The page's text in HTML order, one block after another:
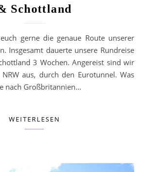
Schottland
Insgesamt dauerte unsere Rundreise
3 Wochen. Angereist sind wir
aus, durch den Eurotunnel. Was
nach Großbritannien…
WEITERLESEN